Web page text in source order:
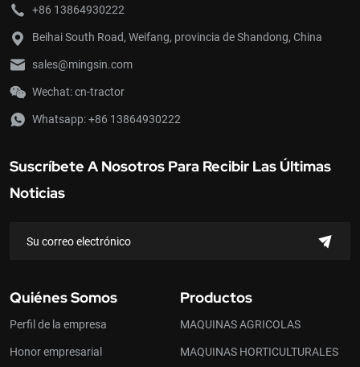
+86 13864930222
Beihai South Road, Weifang, provincia de Shandong, China
sales@mingsin.com
Wechat: cn-tractor
Whatsapp:+86 13864930222
Suscríbete A Nosotros Para Recibir Las Últimas
Noticias
Quiénes Somos
Perfil de la empresa
Honor empresarial
Productos
MAQUINAS AGRICOLAS
MAQUINAS HORTICULTURALES